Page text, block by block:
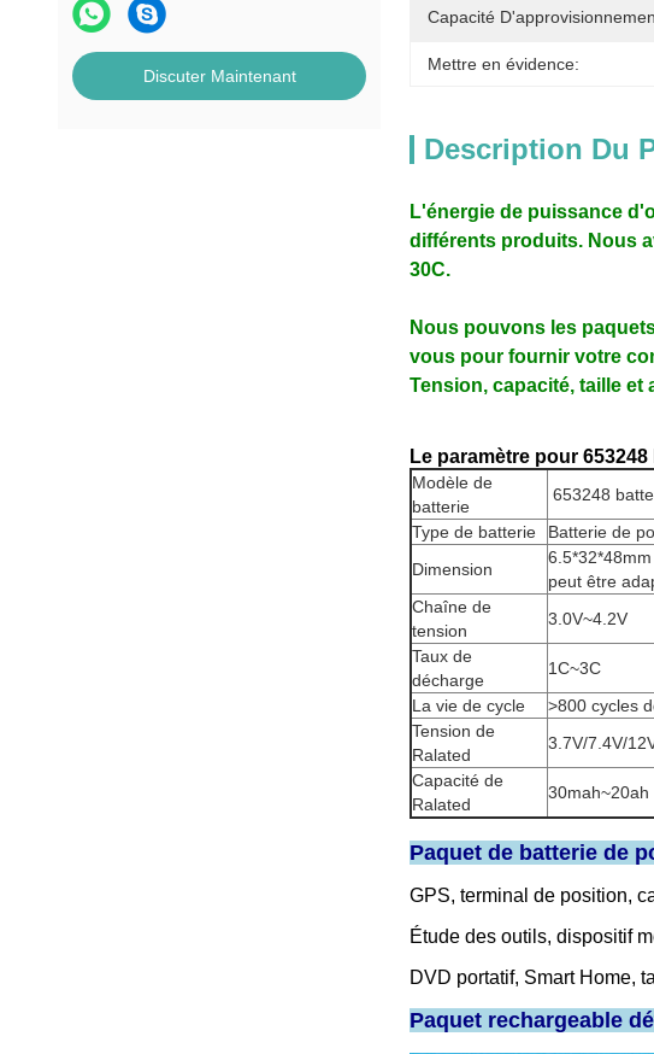
Discuter Maintenant
Capacité
Mettre en évidence:
Description Du
L'énergie de puissance
différents produits. Nous
30C.
Nous pouvons les
vous pour fournir votre
Tension, capacité, taille et
Le paramètre pour
Modèle de
batterie
653248
Type de batterie
Batterie de
Dimension
6.5*32*48mm
peut être
Chaîne de
tension
3.0V~4.2V
Taux de
décharge
1C~3C
La vie de cycle
>800 cycles
Tension de
Ralated
3.7V/7.4V/
Capacité de
Ralated
30mah~20ah
Paquet de batterie de
GPS, terminal de position,
Étude des outils, dispositif
DVD portatif, Smart Home,
Paquet rechargeable